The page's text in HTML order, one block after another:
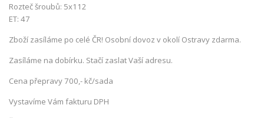
Rozteč šroubů: 5x112
ET: 47
Zboží zasíláme po celé ČR! Osobní dovoz v okolí Ostravy zdarma.
Zasíláme na dobírku. Stačí zaslat Vaší adresu.
Cena přepravy 700,- kč/sada
Vystavíme Vám fakturu DPH